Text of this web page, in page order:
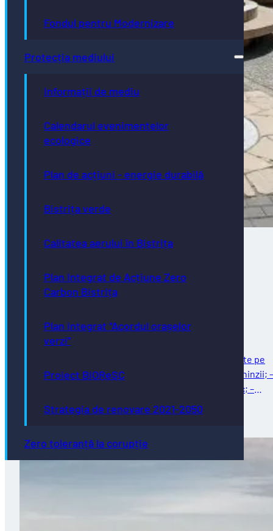
Fondul pentru Modernizare
Protecția mediului
Informații de mediu
Calendarul evenimentelor
ecologice
Plan de acțiuni - energie durabilă
Bistrița verde
Calitatea aerului în Bistrița
Plan Integrat de Acțiune Zero
Carbon Bistrița
Plan integrat “Acordul orașelor
verzi”
Proiect BiOReSC
Strategia de renovare 2021-2050
Zero toleranță la corupție
Direcţia de Infrastructură și Servicii –
intervenții programate în săptămâna
Întreținere străzi Reparații curente: – reparații curente pe
strada Ghinzii; – amenajare parcare la sol pe strada Ghinzii; –
îndreptat și remontat stâlpi din fontă, beton și plastic; –
03/08/2026